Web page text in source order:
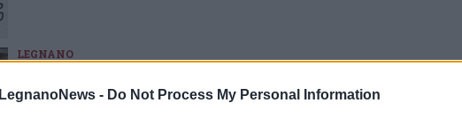
LegnanoNews - Do Not Process My Personal Information
LEGNANO
pastasciutta antifascista e di riconciliazione